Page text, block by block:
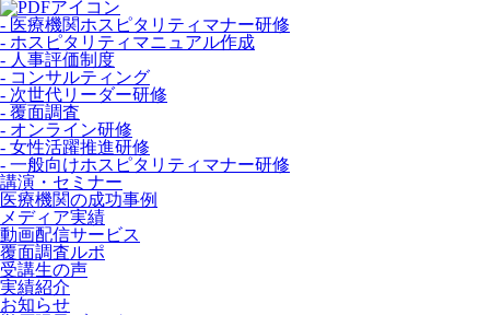
- 医療機関ホスピタリティマナー研修
- ホスピタリティマニュアル作成
- 人事評価制度
- コンサルティング
- 次世代リーダー研修
- 覆面調査
- オンライン研修
- 女性活躍推進研修
- 一般向けホスピタリティマナー研修
講演・セミナー
医療機関の成功事例
メディア実績
動画配信サービス
覆面調査ルポ
受講生の声
実績紹介
お知らせ